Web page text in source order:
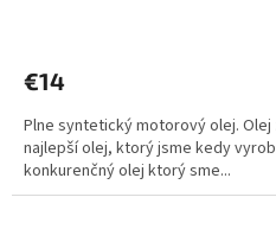
€14
Plne syntetický motorový olej.
najlepší olej, ktorý jsme kedy
konkurenčný olej ktorý sme...